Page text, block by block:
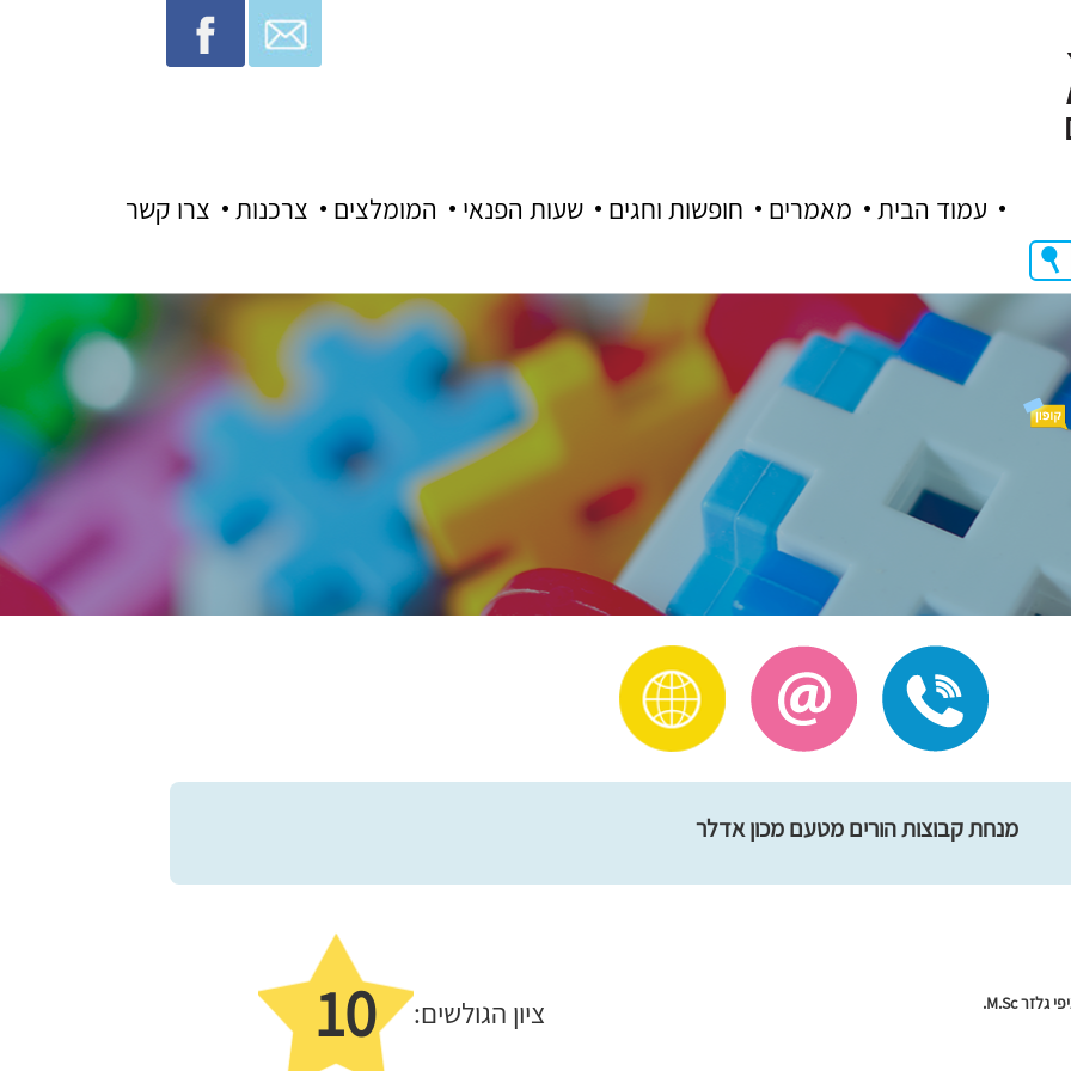
צרו קשר צרכנות המומלצים שעות הפנאי חופשות וחגים מאמרים עמוד הבית
מנחת קבוצות הורים מטעם מכון אדלר
גלזרM.Sc. ציון הגולשים: 10